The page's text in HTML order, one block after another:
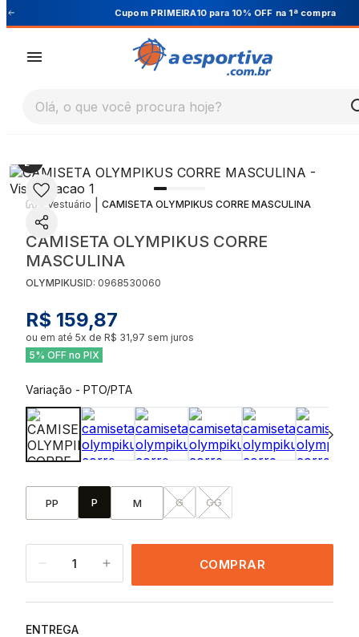
Cupom PRIMEIRA10 para 10% OFF na 1ª compra
Olá, o que você procura hoje?
Vestuário CAMISETA OLYMPIKUS CORRE MASCULINA
CAMISETA OLYMPIKUS CORRE
MASCULINA
OLYMPIKUSID: 0968530060
R$ 159,87
ou em até 5x de R$ 31,97 sem juros
5% OFF no PIX
Variação - PTO/PTA
PP P M G GG
1 COMPRAR
ENTREGA